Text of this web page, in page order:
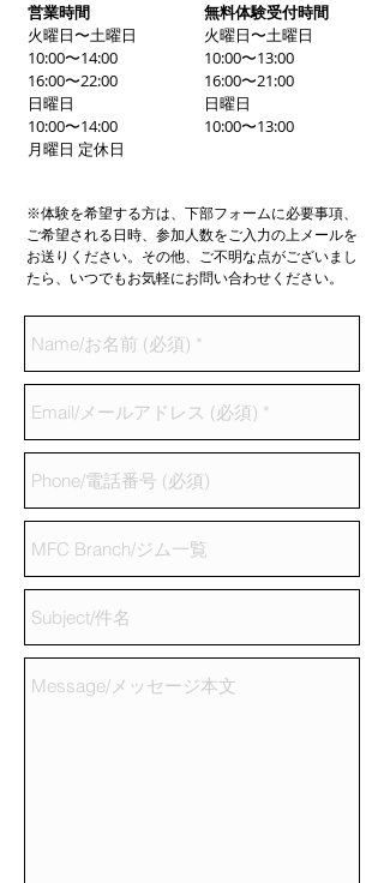
営業時間
火曜日〜土曜日
10:00〜14:00
16:00〜22:00
日曜日
10:00〜14:00
月曜日 定休日
無料体験受付時間
火曜日〜土曜日
10:00〜13:00
16:00〜21:00
日曜日
10:00〜13:00
※体験を希望する方は、下部フォームに必要事項、
ご希望される日時、参加人数をご入力の上メールを
お送りください。その他、ご不明な点がございまし
たら、いつでもお気軽にお問い合わせください。